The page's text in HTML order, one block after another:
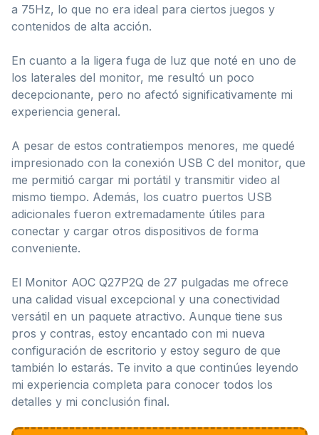
a 75Hz, lo que no era ideal para ciertos juegos y
contenidos de alta acción.
En cuanto a la ligera fuga de luz que noté en uno de
los laterales del monitor, me resultó un poco
decepcionante, pero no afectó significativamente mi
experiencia general.
A pesar de estos contratiempos menores, me quedé
impresionado con la conexión USB C del monitor, que
me permitió cargar mi portátil y transmitir video al
mismo tiempo. Además, los cuatro puertos USB
adicionales fueron extremadamente útiles para
conectar y cargar otros dispositivos de forma
conveniente.
El Monitor AOC Q27P2Q de 27 pulgadas me ofrece
una calidad visual excepcional y una conectividad
versátil en un paquete atractivo. Aunque tiene sus
pros y contras, estoy encantado con mi nueva
configuración de escritorio y estoy seguro de que
también lo estarás. Te invito a que continúes leyendo
mi experiencia completa para conocer todos los
detalles y mi conclusión final.